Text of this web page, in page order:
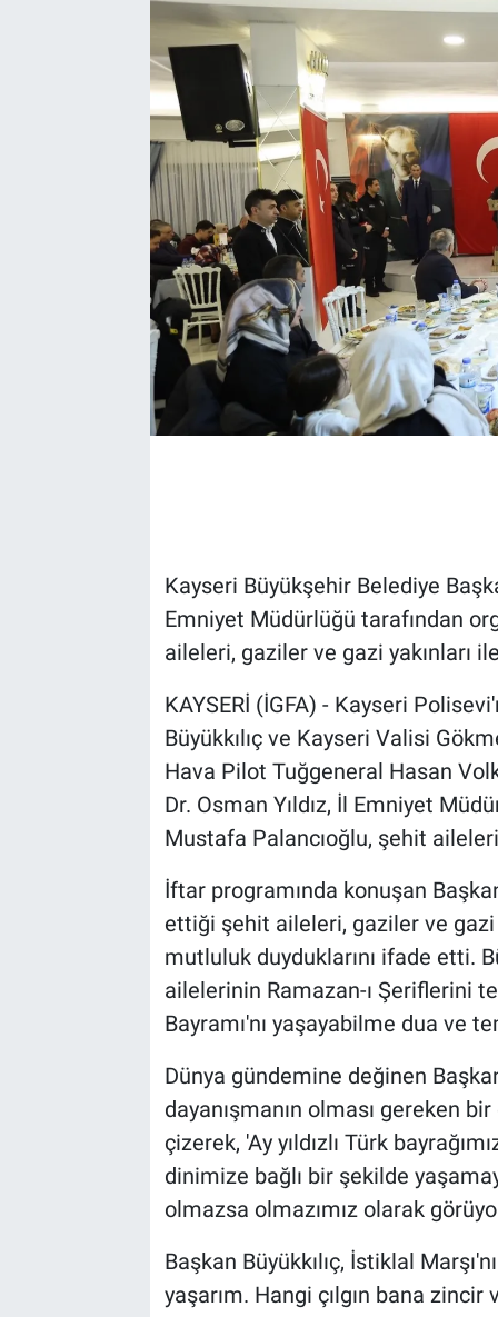
Kayseri Büyükşehir Belediye
Emniyet Müdürlüğü tarafından
aileleri, gaziler ve gazi yakınları
KAYSERİ (İGFA) - Kayseri
Büyükkılıç ve Kayseri Valisi
Hava Pilot Tuğgeneral Hasan
Dr. Osman Yıldız, İl Emniyet
Mustafa Palancıoğlu, şehit
İftar programında konuşan
ettiği şehit aileleri, gaziler ve
mutluluk duyduklarını ifade etti.
ailelerinin Ramazan-ı Şeriflerini
Bayramı'nı yaşayabilme dua ve
Dünya gündemine değinen
dayanışmanın olması gereken
çizerek, 'Ay yıldızlı Türk
dinimize bağlı bir şekilde
olmazsa olmazımız olarak
Başkan Büyükkılıç, İstiklal
yaşarım. Hangi çılgın bana